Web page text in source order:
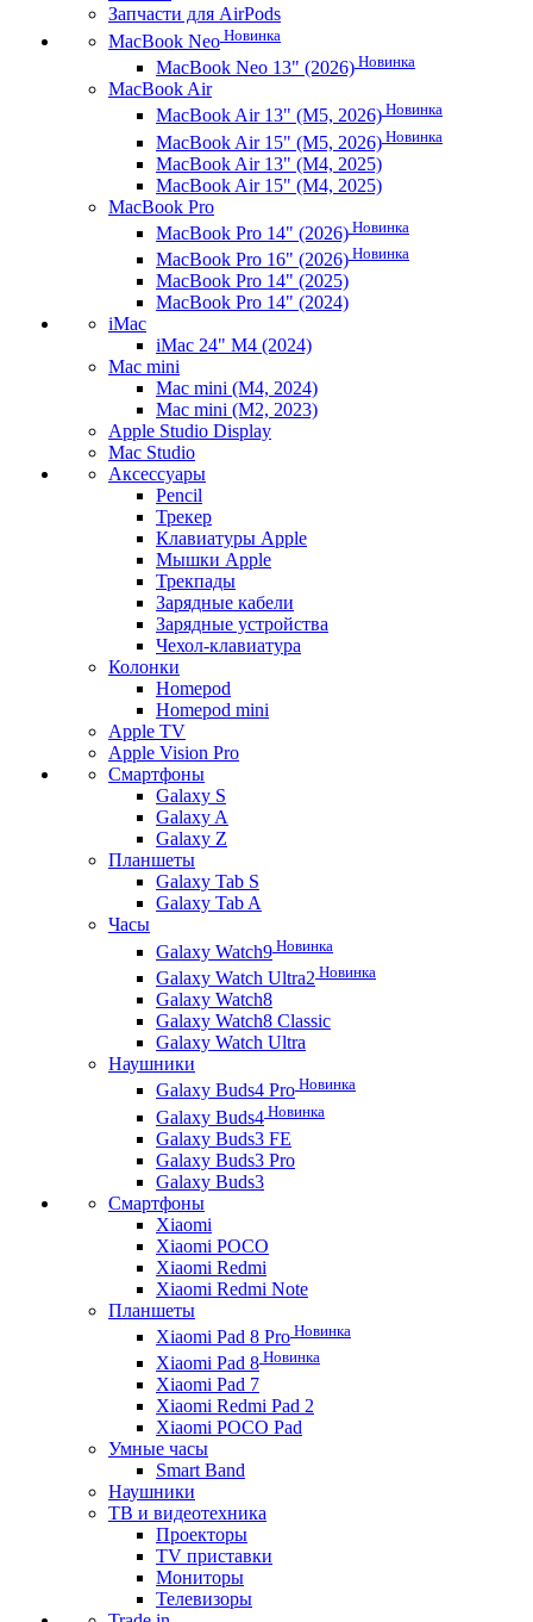
Запчасти для AirPods
MacBook Neo Новинка
MacBook Neo 13" (2026) Новинка
MacBook Air
MacBook Air 13" (M5, 2026) Новинка
MacBook Air 15" (M5, 2026) Новинка
MacBook Air 13" (M4, 2025)
MacBook Air 15" (M4, 2025)
MacBook Pro
MacBook Pro 14" (2026) Новинка
MacBook Pro 16" (2026) Новинка
MacBook Pro 14" (2025)
MacBook Pro 14" (2024)
iMac
iMac 24" M4 (2024)
Mac mini
Mac mini (M4, 2024)
Mac mini (M2, 2023)
Apple Studio Display
Mac Studio
Аксессуары
Pencil
Трекер
Клавиатуры Apple
Мышки Apple
Трекпады
Зарядные кабели
Зарядные устройства
Чехол-клавиатура
Колонки
Homepod
Homepod mini
Apple TV
Apple Vision Pro
Смартфоны
Galaxy S
Galaxy A
Galaxy Z
Планшеты
Galaxy Tab S
Galaxy Tab A
Часы
Galaxy Watch9 Новинка
Galaxy Watch Ultra2 Новинка
Galaxy Watch8
Galaxy Watch8 Classic
Galaxy Watch Ultra
Наушники
Galaxy Buds4 Pro Новинка
Galaxy Buds4 Новинка
Galaxy Buds3 FE
Galaxy Buds3 Pro
Galaxy Buds3
Смартфоны
Xiaomi
Xiaomi POCO
Xiaomi Redmi
Xiaomi Redmi Note
Планшеты
Xiaomi Pad 8 Pro Новинка
Xiaomi Pad 8 Новинка
Xiaomi Pad 7
Xiaomi Redmi Pad 2
Xiaomi POCO Pad
Умные часы
Smart Band
Наушники
ТВ и видеотехника
Проекторы
TV приставки
Мониторы
Телевизоры